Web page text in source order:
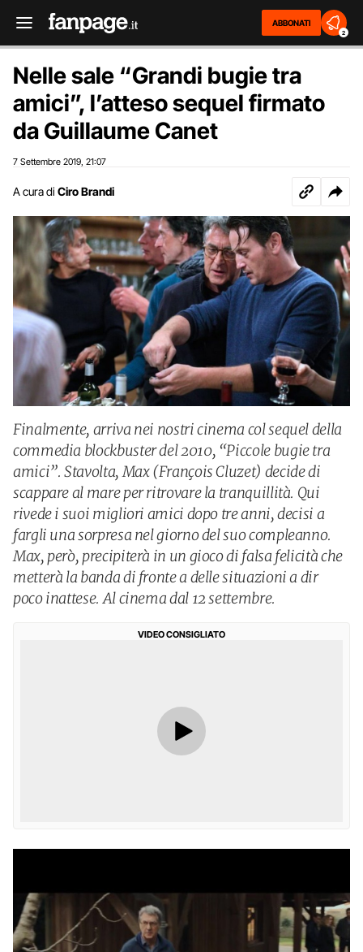
ABBONATI
2
Nelle sale “Grandi bugie tra
amici”, l’atteso sequel firmato
da Guillaume Canet
7 Settembre 2019 21:07
A cura di Ciro Brandi
Finalmente, arriva nei nostri cinema col sequel della
commedia blockbuster del 2010, “Piccole bugie tra
amici”. Stavolta, Max (François Cluzet) decide di
scappare al mare per ritrovare la tranquillità. Qui
rivede i suoi migliori amici dopo tre anni, decisi a
fargli una sorpresa nel giorno del suo compleanno.
Max, però, precipiterà in un gioco di falsa felicità che
metterà la banda di fronte a delle situazioni a dir
poco inattese. Al cinema dal 12 settembre.
VIDEO CONSIGLIATO